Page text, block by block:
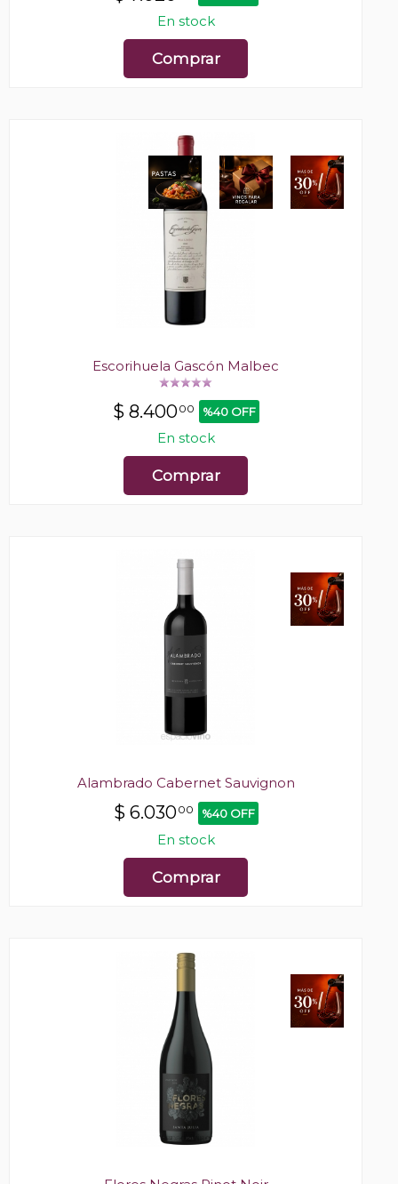
En stock
Comprar
Escorihuela Gascón Malbec
$ 8.40000 %40 OFF
En stock
Comprar
Alambrado Cabernet Sauvignon
$ 6.03000 %40 OFF
En stock
Comprar